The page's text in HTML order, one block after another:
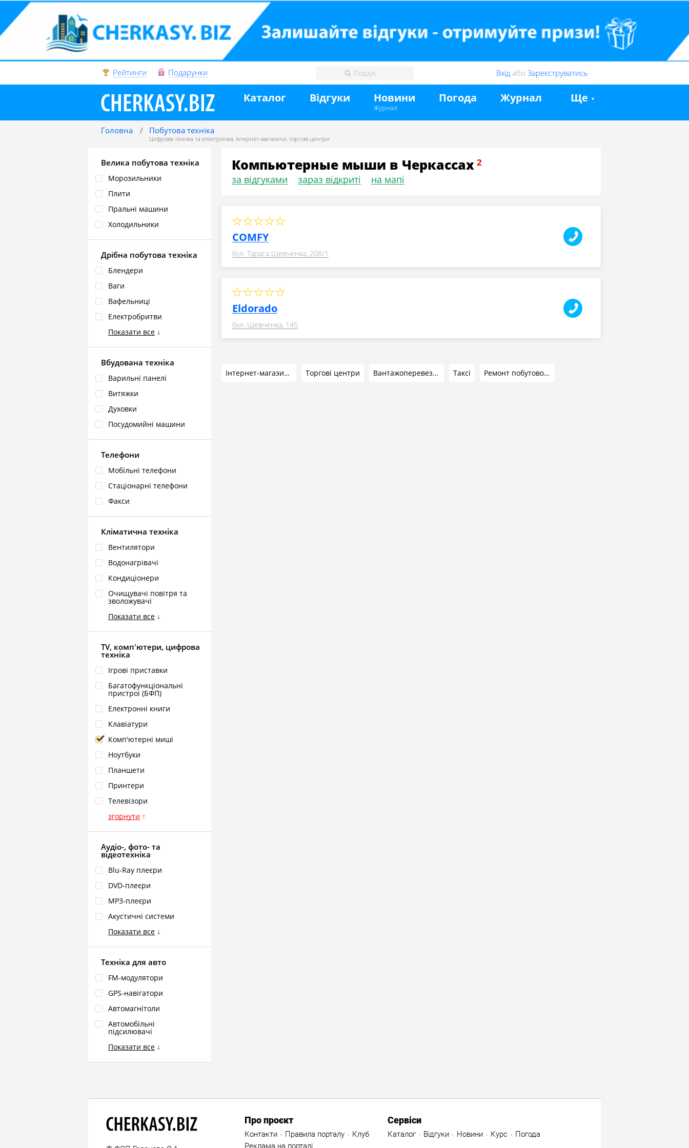
Рейтинги Подарунки Вхід або Зареєструватись
Каталог Відгуки Новини
Журнал
Погода Журнал Ще
Головна Побутова техніка
Цифрова техніка та електроніка, інтернет-магазини, торгові центри
Велика побутова техніка
Морозильники
Плити
Пральні машини
Холодильники
Дрібна побутова техніка
Блендери
Ваги
Вафельниці
Електробритви
Показати все ↓
Вбудована техніка
Варильні панелі
Витяжки
Духовки
Посудомийні машини
Телефони
Мобільні телефони
Стаціонарні телефони
Факси
Кліматична техніка
Вентилятори
Водонагрівачі
Кондиціонери
Очищувачі повітря та
зволожувачі
Показати все ↓
TV, комп'ютери, цифрова
техніка
Ігрові приставки
Багатофункціональні
пристрої (БФП)
Електронні книги
Клавіатури
Комп'ютерні миші
Ноутбуки
Планшети
Принтери
Телевізори
згорнути ↑
Аудіо-, фото- та
відеотехніка
Blu‑Ray плеєри
DVD‑плеєри
MP3‑плеєри
Акустичні системи
Показати все ↓
Техніка для авто
FM‑модулятори
GPS‑навігатори
Автомагнітоли
Автомобільні
підсилювачі
Показати все ↓
Компьютерные мыши в Черкассах
за відгуками зараз відкриті на мапі
COMFY
бул. Тараса Шевченка, 208/1
Eldorado
бул. Шевченка, 145
Інтернет-магазини Торгові центри Вантажоперевезення Таксі Ремонт побутової техніки
Про проєкт
Контакти Правила порталу
Клуб
Реклама на порталі
Сервіси
Каталог Відгуки Новини Курс Погода